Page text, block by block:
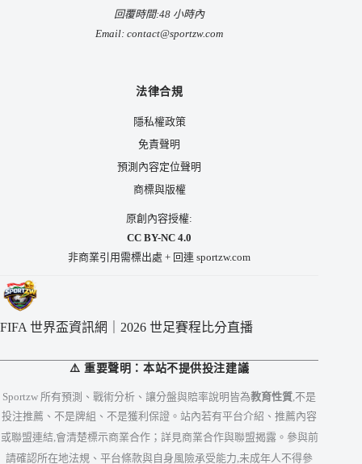
回覆時間:48 小時內
Email:contact@sportzw.com
法律合規
隱私權政策
免責聲明
預測內容定位聲明
商標與版權
原創內容授權:
CC BY-NC 4.0
非商業引用需標出處 + 回連 sportzw.com
FIFA 世界盃資訊網｜2026 世足賽程比分直播
⚠️ 重要聲明：本站不提供投注建議
Sportzw 所有預測、戰術分析、讓分盤與賠率說明皆為教育性質,不是
投注推薦、不是牌組、不是獲利保證。站內若有平台介紹、推薦內容
或聯盟連結,會清楚標示商業合作；詳見商業合作與聯盟揭露。參與前
請確認所在地法規、平台條款與自身風險承受能力,未成年人不得參